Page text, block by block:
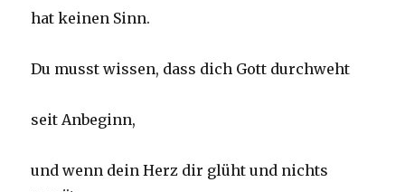
hat keinen Sinn.
Du musst wissen, dass dich Gott durchweht
seit Anbeginn,
und wenn dein Herz dir glüht und nichts